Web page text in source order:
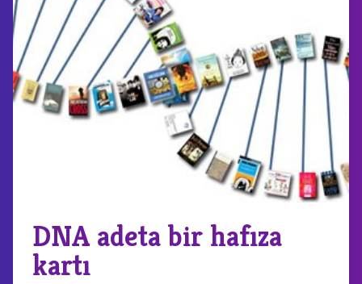
DNA adeta bir hafıza
kartı